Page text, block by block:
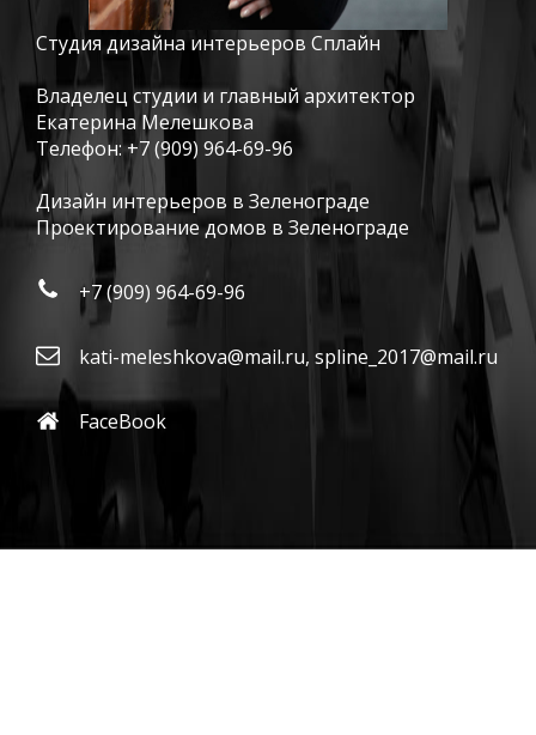
Студия дизайна интерьеров Сплайн
Владелец студии и главный архитектор
Екатерина Мелешкова
Телефон:+7 (909) 964-69-96
Дизайн интерьеров в Зеленограде
Проектирование домов в Зеленограде
+7 (909) 964-69-96
kati-meleshkova@mail.ru, spline_2017@mail.ru
FaceBook